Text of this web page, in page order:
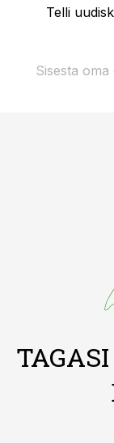
Telli